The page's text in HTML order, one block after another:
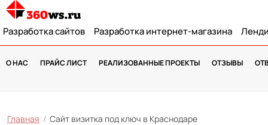
Разработка сайтов Разработка интернет-магазина
О НАС ПРАЙС ЛИСТ РЕАЛИЗОВАННЫЕ ПРОЕКТЫ ОТЗЫВЫ
Главная / Сайт визитка под ключ в Краснодаре